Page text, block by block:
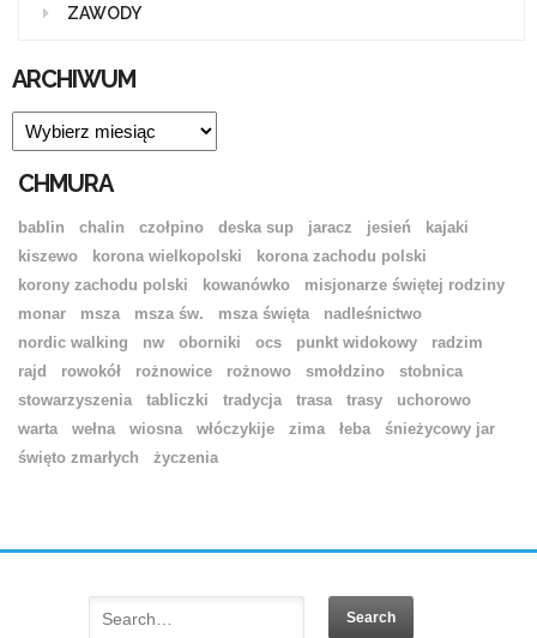
ZAWODY
ARCHIWUM
ARCHIWUM
CHMURA
bablin chalin czołpino deska sup jaracz jesień
kajaki
kiszewo
korona wielkopolski
korona zachodu polski
korony zachodu polski
kowanówko
misjonarze świętej rodziny
monar
msza msza św. msza święta
nadleśnictwo
nordic walking
nw oborniki ocs punkt widokowy
radzim
rajd
rowokół rożnowice rożnowo smołdzino
stobnica
stowarzyszenia
tabliczki tradycja trasa trasy
uchorowo
warta
wełna wiosna włóczykije zima łeba
śnieżycowy jar
święto zmarłych
życzenia